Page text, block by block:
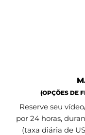
(OPÇÕES DE
Reserve seu
por 24 horas,
(taxa diária de